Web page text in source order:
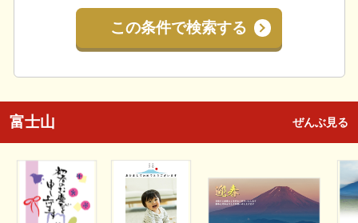
この条件で検索する
富士山 ぜんぶ見る